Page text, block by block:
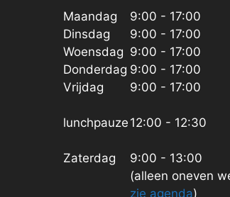
Maandag
Dinsdag
Woensdag
Donderdag
Vrijdag
lunchpauze
Zaterdag
9:00 - 17:00
9:00 - 17:00
9:00 - 17:00
9:00 - 17:00
9:00 - 17:00
12:00 - 12:30
9:00 - 13:00
(alleen oneven
zie agenda)